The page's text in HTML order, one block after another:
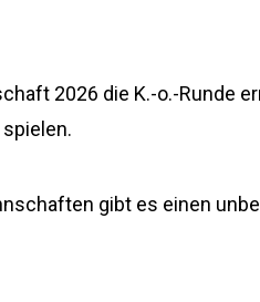
2026 die K.-o.-Runde
gibt es einen